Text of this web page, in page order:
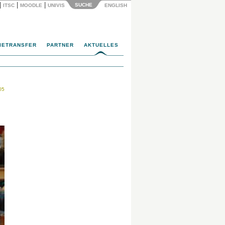
ITSC MOODLE UNIVIS SUCHE ENGLISH
PARTNER AKTUELLES